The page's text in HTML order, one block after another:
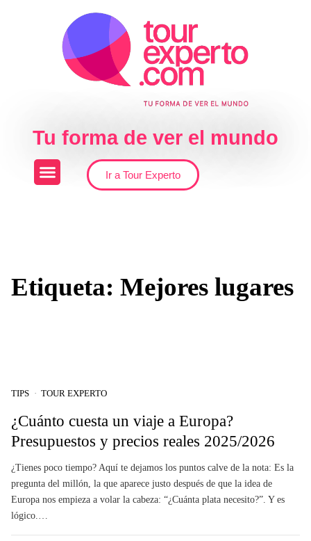
Tu forma de ver el mundo
Ir a Tour Experto
Etiqueta: Mejores lugares
TIPS TOUR EXPERTO
¿Cuánto cuesta un viaje a Europa?
Presupuestos y precios reales 2025/2026
¿Tienes poco tiempo? Aquí te dejamos los puntos calve de la nota: Es la
pregunta del millón, la que aparece justo después de que la idea de
Europa nos empieza a volar la cabeza: “¿Cuánta plata necesito?”. Y es
lógico.…